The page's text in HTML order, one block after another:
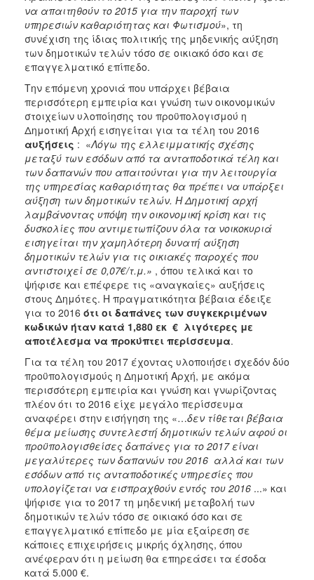
να απαιτηθούν το 2015 για την παροχή των
υπηρεσιών καθαριότητας και Φωτισμού», τη
συνέχιση της ίδιας πολιτικής της μηδενικής αύξηση
των δημοτικών τελών τόσο σε οικιακό όσο και σε
επαγγελματικό επίπεδο.
Την επόμενη χρονιά που υπάρχει βέβαια
περισσότερη εμπειρία και γνώση των οικονομικών
στοιχείων υλοποίησης του προϋπολογισμού η
Δημοτική Αρχή εισηγείται για τα τέλη του 2016
αυξήσεις : «Λόγω της ελλειμματικής σχέσης
μεταξύ των εσόδων από τα ανταποδοτικά τέλη και
των δαπανών που απαιτούνται για την λειτουργία
της υπηρεσίας καθαριότητας θα πρέπει να υπάρξει
αύξηση των δημοτικών τελών. Η Δημοτική αρχή
λαμβάνοντας υπόψη την οικονομική κρίση και τις
δυσκολίες που αντιμετωπίζουν όλα τα νοικοκυριά
εισηγείται την χαμηλότερη δυνατή αύξηση
δημοτικών τελών για τις οικιακές παροχές που
αντιστοιχεί σε 0,07€/τ.μ.» , όπου τελικά και το
ψήφισε και επέφερε τις «αναγκαίες» αυξήσεις
στους Δημότες. Η πραγματικότητα βέβαια έδειξε
για το 2016 ότι οι δαπάνες των συγκεκριμένων
κωδικών ήταν κατά 1,880 εκ € λιγότερες με
αποτέλεσμα να προκύπτει περίσσευμα.
Για τα τέλη του 2017 έχοντας υλοποιήσει σχεδόν δύο
προϋπολογισμούς η Δημοτική Αρχή, με ακόμα
περισσότερη εμπειρία και γνώση και γνωρίζοντας
πλέον ότι το 2016 είχε μεγάλο περίσσευμα
αναφέρει στην εισήγηση της «…δεν τίθεται βέβαια
θέμα μείωσης συντελεστή δημοτικών τελών αφού οι
προϋπολογισθείσες δαπάνες για το 2017 είναι
μεγαλύτερες των δαπανών του 2016 αλλά και των
εσόδων από τις ανταποδοτικές υπηρεσίες που
υπολογίζεται να εισπραχθούν εντός του 2016 ...» και
ψήφισε για το 2017 τη μηδενική μεταβολή των
δημοτικών τελών τόσο σε οικιακό όσο και σε
επαγγελματικό επίπεδο με μία εξαίρεση σε
κάποιες επιχειρήσεις μικρής όχλησης, όπου
ανέφεραν ότι η μείωση θα επηρεάσει τα έσοδα
κατά 5.000 €.